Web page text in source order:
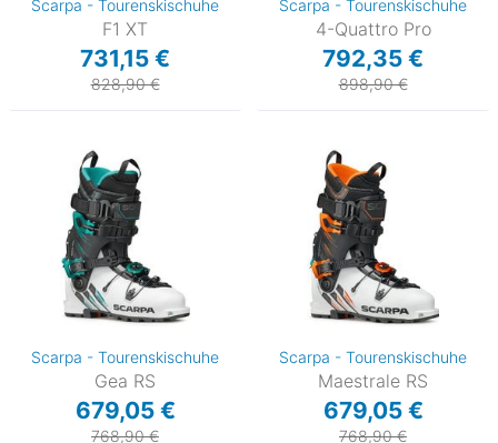
Scarpa - Tourenskischuhe
F1 XT
731,15 €
828,90 €
Scarpa - Tourenskischuhe
4-Quattro Pro
792,35 €
898,90 €
Scarpa - Tourenskischuhe
Gea RS
679,05 €
768,90 €
Scarpa - Tourenskischuhe
Maestrale RS
679,05 €
768,90 €